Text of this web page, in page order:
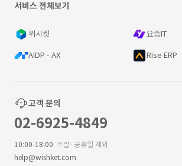
서비스 전체보기
위시켓 요즘IT
AIDP - AX Rise ERP
고객 문의
02-6925-4849
10:00-18:00 주말·공휴일 제외
help@wishket.com